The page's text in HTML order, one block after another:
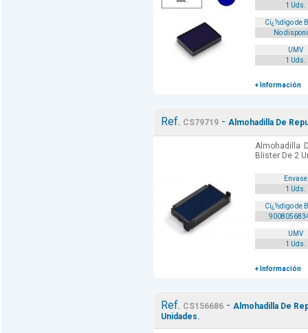
1 Uds.
Cï¿½digo de
No
UMV
1 Uds.
+ Información
Ref. CS79719- Almohadilla De
Almohadilla
Blister De 2
Envase
1 Uds.
Cï¿½digo de
UMV
1 Uds.
+ Información
Ref. CS156686- Almohadilla De
Unidades.